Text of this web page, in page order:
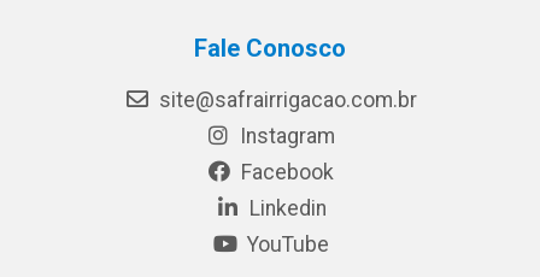
Fale Conosco
site@safrairrigacao.com.br
Instagram
Facebook
Linkedin
YouTube